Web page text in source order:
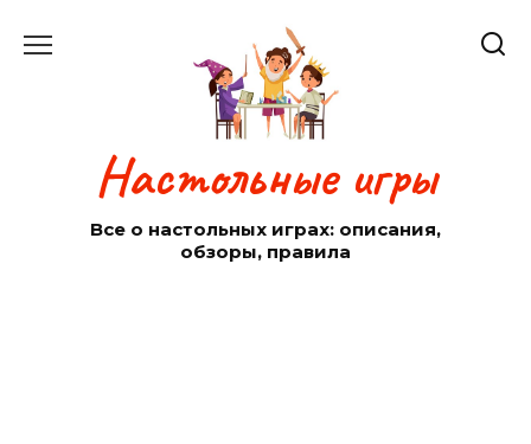
Настольные игры
Все о настольных играх: описания,
обзоры, правила